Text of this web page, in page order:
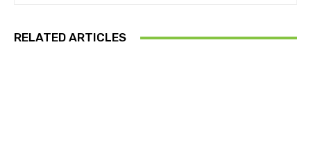
RELATED ARTICLES